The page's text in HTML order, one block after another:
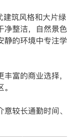
筑风格和大片绿
净整洁，自然景色
静的环境中专注学
富的商业选择，
较长通勤时间、